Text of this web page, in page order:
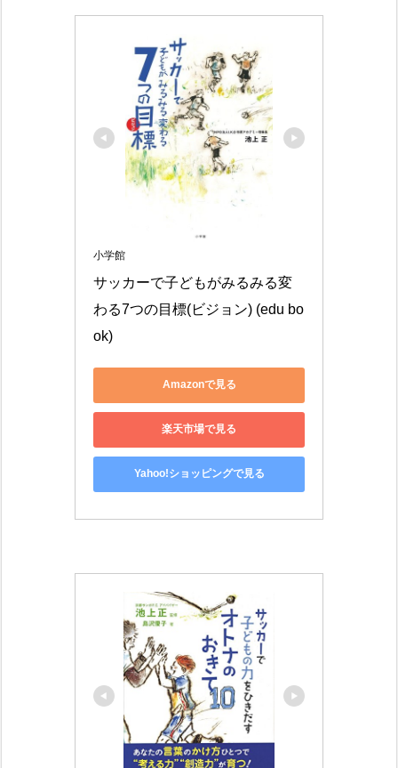
小学館
サッカーで子どもがみるみる変
わる7つの目標(ビジョン) (edu bo
ok)
Amazonで見る
楽天市場で見る
Yahoo!ショッピングで見る